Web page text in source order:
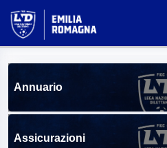
Annuario
Assicurazioni